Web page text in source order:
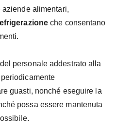
alimentari,
che consentano
personale addestrato alla
guasti, nonché eseguire la
possa essere mantenuta